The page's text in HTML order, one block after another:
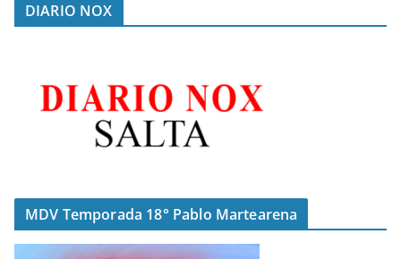
DIARIO NOX
MDV Temporada 18° Pablo Martearena